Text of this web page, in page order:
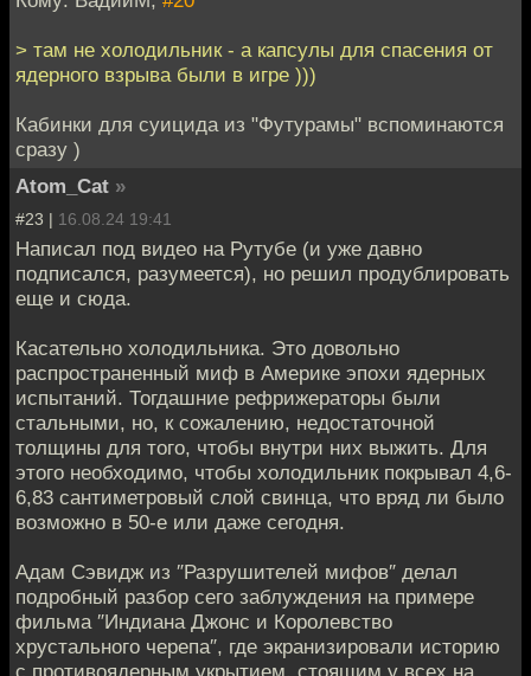
> там не холодильник - а капсулы для спасения от
ядерного взрыва были в игре )))
Кабинки для суицида из "Футурамы" вспоминаются
сразу )
Atom_Cat »
#23 | 16.08.24 19:41
Написал под видео на Рутубе (и уже давно
подписался, разумеется), но решил продублировать
еще и сюда.
Касательно холодильника. Это довольно
распространенный миф в Америке эпохи ядерных
испытаний. Тогдашние рефрижераторы были
стальными, но, к сожалению, недостаточной
толщины для того, чтобы внутри них выжить. Для
этого необходимо, чтобы холодильник покрывал 4,6-
6,83 сантиметровый слой свинца, что вряд ли было
возможно в 50-е или даже сегодня.
Адам Сэвидж из ″Разрушителей мифов″ делал
подробный разбор сего заблуждения на примере
фильма ″Индиана Джонс и Королевство
хрустального черепа″, где экранизировали историю
с противоядерным укрытием, стоящим у всех на